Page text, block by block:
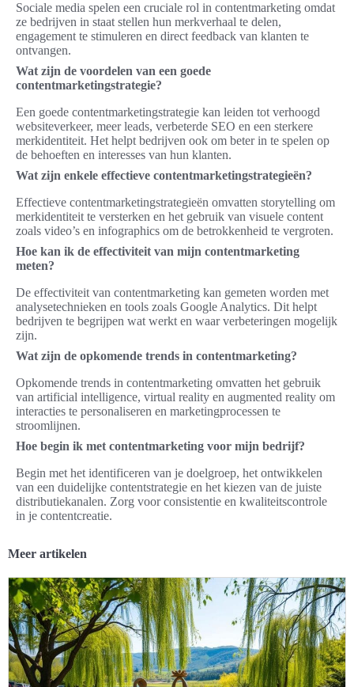
Sociale media spelen een cruciale rol in contentmarketing omdat
ze bedrijven in staat stellen hun merkverhaal te delen,
engagement te stimuleren en direct feedback van klanten te
ontvangen.
Wat zijn de voordelen van een goede
contentmarketingstrategie?
Een goede contentmarketingstrategie kan leiden tot verhoogd
websiteverkeer, meer leads, verbeterde SEO en een sterkere
merkidentiteit. Het helpt bedrijven ook om beter in te spelen op
de behoeften en interesses van hun klanten.
Wat zijn enkele effectieve contentmarketingstrategieën?
Effectieve contentmarketingstrategieën omvatten storytelling om
merkidentiteit te versterken en het gebruik van visuele content
zoals video’s en infographics om de betrokkenheid te vergroten.
Hoe kan ik de effectiviteit van mijn contentmarketing
meten?
De effectiviteit van contentmarketing kan gemeten worden met
analysetechnieken en tools zoals Google Analytics. Dit helpt
bedrijven te begrijpen wat werkt en waar verbeteringen mogelijk
zijn.
Wat zijn de opkomende trends in contentmarketing?
Opkomende trends in contentmarketing omvatten het gebruik
van artificial intelligence, virtual reality en augmented reality om
interacties te personaliseren en marketingprocessen te
stroomlijnen.
Hoe begin ik met contentmarketing voor mijn bedrijf?
Begin met het identificeren van je doelgroep, het ontwikkelen
van een duidelijke contentstrategie en het kiezen van de juiste
distributiekanalen. Zorg voor consistentie en kwaliteitscontrole
in je contentcreatie.
Meer artikelen